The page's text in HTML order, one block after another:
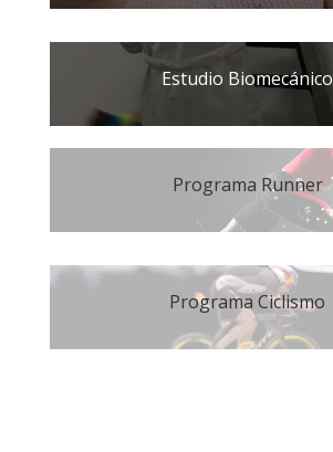
Estudio Biomecánico
Programa Runner
Programa Ciclismo